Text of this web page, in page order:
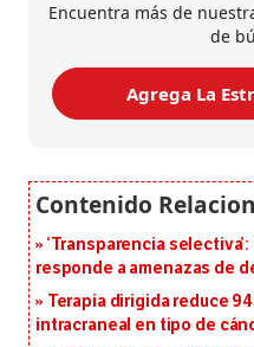
Encuentra más de
de
Agrega La
‘Transparencia
responde a amenazas de
Terapia dirigida reduce
intracraneal en tipo de